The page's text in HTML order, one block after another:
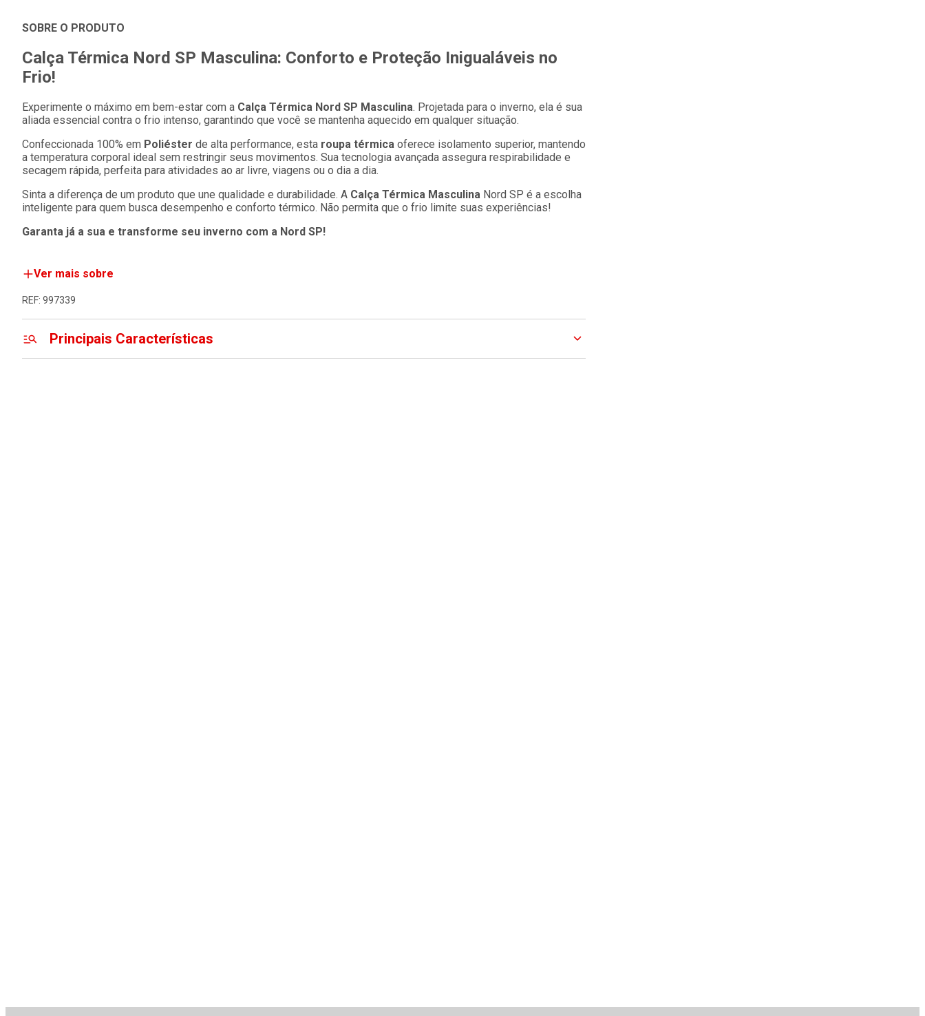
SOBRE O PRODUTO
Calça Térmica Nord SP Masculina: Conforto e Proteção Inigualáveis no
Frio!
Experimente o máximo em bem-estar com a Calça Térmica Nord SP Masculina. Projetada para o inverno, ela é sua
aliada essencial contra o frio intenso, garantindo que você se mantenha aquecido em qualquer situação.
Confeccionada 100% em Poliéster de alta performance, esta roupa térmica oferece isolamento superior, mantendo
a temperatura corporal ideal sem restringir seus movimentos. Sua tecnologia avançada assegura respirabilidade e
secagem rápida, perfeita para atividades ao ar livre, viagens ou o dia a dia.
Sinta a diferença de um produto que une qualidade e durabilidade. A Calça Térmica Masculina Nord SP é a escolha
inteligente para quem busca desempenho e conforto térmico. Não permita que o frio limite suas experiências!
Garanta já a sua e transforme seu inverno com a Nord SP!
Ver mais sobre
REF: 997339
Principais Características